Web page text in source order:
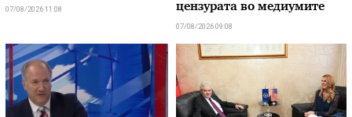
07/08/2026 11:08
цензурата во медиумите
07/08/2026 09:08